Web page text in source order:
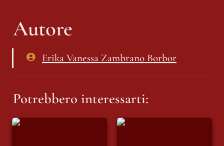
Autore
Erika Vanessa Zambrano Borbor
Potrebbero interessarti:
Edoardo Prati porta
Il libero Re dei Pirati